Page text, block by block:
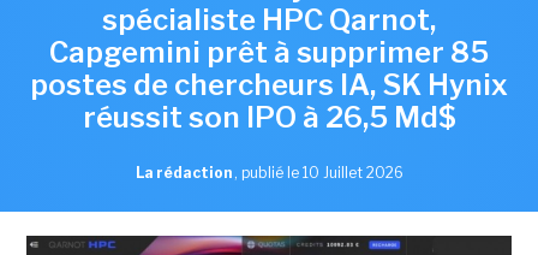
spécialiste HPC Qarnot,
Capgemini prêt à supprimer 85
postes de chercheurs IA, SK Hynix
réussit son IPO à 26,5 Md$
La rédaction , publié le 10 Juillet 2026